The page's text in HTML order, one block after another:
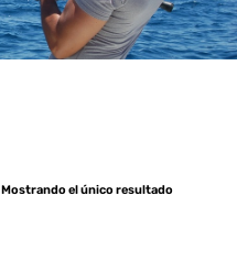
Mostrando el único resultado